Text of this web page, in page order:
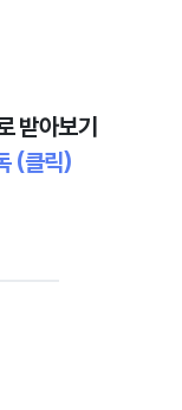
받아보기
(클릭)